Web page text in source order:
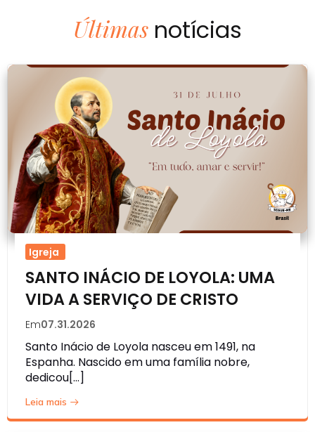
Últimas notícias
Igreja
SANTO INÁCIO DE LOYOLA: UMA
VIDA A SERVIÇO DE CRISTO
Em07.31.2026
Santo Inácio de Loyola nasceu em 1491, na
Espanha. Nascido em uma família nobre,
dedicou[…]
Leia mais